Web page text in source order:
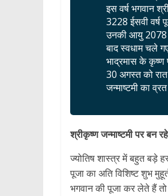
इस वर्ष भगवान
3228 ईसवी वर्ष
उनकी आयु 2078
बाद स्वधाम चले
भाद्रमास के कृष्ण
30 अगस्त को
जन्माष्टमी का
श्रीकृष्ण जन्माष्टमी पर बन
ज्योतिष शास्त्र में बहुत बड़े
पूजा का अति विशिष्ट शुभ
भगवान की पूजा कर लेते हैं तो